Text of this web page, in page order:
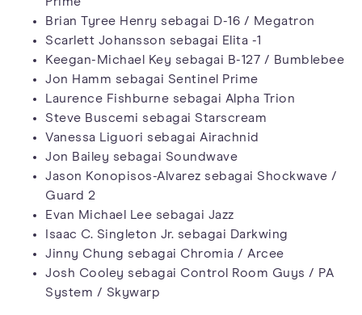
Brian Tyree Henry sebagai D-16 / Megatron
Scarlett Johansson sebagai Elita -1
Keegan-Michael Key sebagai B-127 / Bumblebee
Jon Hamm sebagai Sentinel Prime
Laurence Fishburne sebagai Alpha Trion
Steve Buscemi sebagai Starscream
Vanessa Liguori sebagai Airachnid
Jon Bailey sebagai Soundwave
Jason Konopisos-Alvarez sebagai Shockwave /
Guard 2
Evan Michael Lee sebagai Jazz
Isaac C. Singleton Jr. sebagai Darkwing
Jinny Chung sebagai Chromia / Arcee
Josh Cooley sebagai Control Room Guys / PA
System / Skywarp